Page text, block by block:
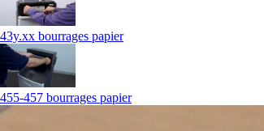
43y.xx bourrages papier
455-457 bourrages papier